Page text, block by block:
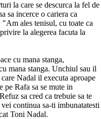
la care se descurca la fel de
sa incerce o cariera ca
ales tenisul, cu toate ca
la alegerea facuta la
cu mana stanga,
mana stanga. Unchiul sau il
Nadal il executa aproape
pe Rafa sa se mute in
sa cred ca trebuie sa te
continua sa-ti imbunatatesti
Toni Nadal.